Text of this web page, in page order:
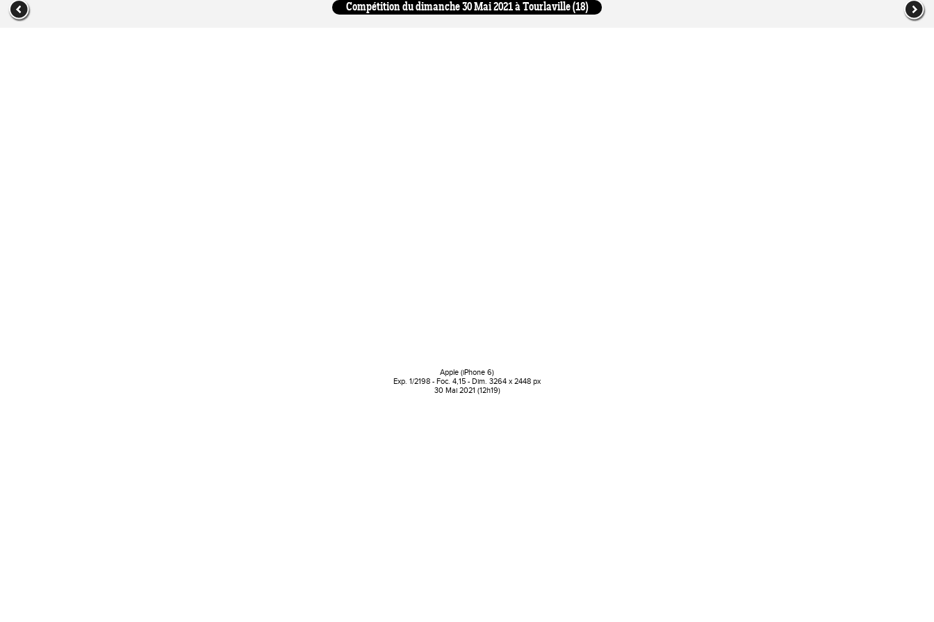
Compétition du dimanche 30 Mai 2021 à Tourlaville (18)
Apple (iPhone 6)
Exp. 1/2198 - Foc. 4,15 - Dim. 3264 x 2448 px
30 Mai 2021 (12h19)